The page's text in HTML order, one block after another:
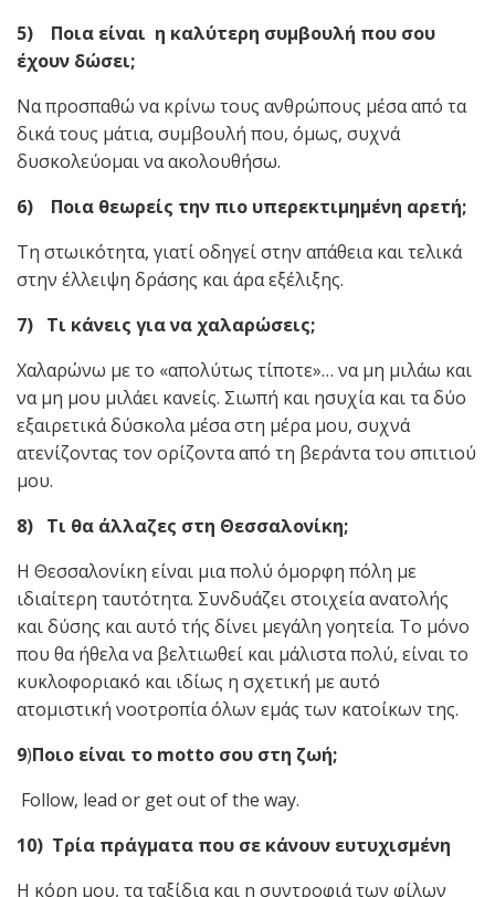
5) Ποια είναι η καλύτερη συμβουλή που σου
έχουν δώσει;
Να προσπαθώ να κρίνω τους ανθρώπους μέσα από τα
δικά τους μάτια, συμβουλή που, όμως, συχνά
δυσκολεύομαι να ακολουθήσω.
6) Ποια θεωρείς την πιο υπερεκτιμημένη αρετή;
Τη στωικότητα, γιατί οδηγεί στην απάθεια και τελικά
στην έλλειψη δράσης και άρα εξέλιξης.
7) Τι κάνεις για να χαλαρώσεις;
Χαλαρώνω με το «απολύτως τίποτε»… να μη μιλάω και
να μη μου μιλάει κανείς. Σιωπή και ησυχία και τα δύο
εξαιρετικά δύσκολα μέσα στη μέρα μου, συχνά
ατενίζοντας τον ορίζοντα από τη βεράντα του σπιτιού
μου.
8) Τι θα άλλαζες στη Θεσσαλονίκη;
Η Θεσσαλονίκη είναι μια πολύ όμορφη πόλη με
ιδιαίτερη ταυτότητα. Συνδυάζει στοιχεία ανατολής
και δύσης και αυτό τής δίνει μεγάλη γοητεία. Το μόνο
που θα ήθελα να βελτιωθεί και μάλιστα πολύ, είναι το
κυκλοφοριακό και ιδίως η σχετική με αυτό
ατομιστική νοοτροπία όλων εμάς των κατοίκων της.
9)Ποιο είναι το motto σου στη ζωή;
Follow, lead or get out of the way.
10) Τρία πράγματα που σε κάνουν ευτυχισμένη
Η κόρη μου, τα ταξίδια και η συντροφιά των φίλων